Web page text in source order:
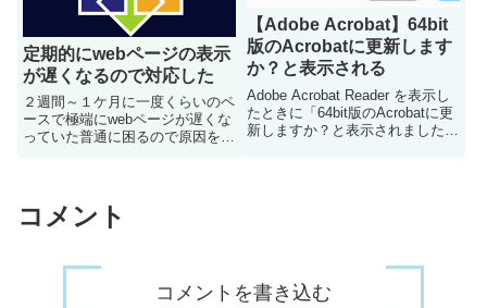
定期的にwebページの表示
が遅くなるので対応した
２週間～１ケ月に一度くらいのペ
ースで極端にwebページが遅くな
っていた普通に困るので原因を調
ドを使用して確認するそもそも
htopコマンドをインスト...
【Adobe Acrobat】64bit
版のAcrobatに更新します
か？と表示される
Adobe Acrobat Reader を表示し
たときに「64bit版のAcrobatに更
新しますか？と表示されました」
コメント
コメントを書き込む